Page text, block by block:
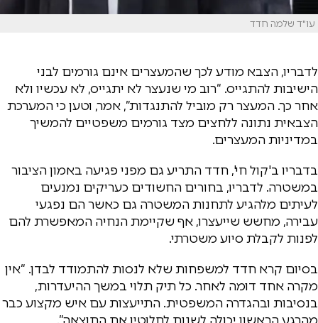
עו"ד שלמה חדד
לדבריו, הצבא מודע לכך שהמעצרים אינם גורמים לבני
הישיבות להתגייס. “רוב מי שנעצר לא יתגייס, לא עכשיו ולא
אחר כך. המעצר רק מוביל להתנגדות”, אמר, וטען כי המערכת
הצבאית נתונה ללחצים מצד גורמים משפטיים להמשיך
במדיניות המעצרים.
בדבריו ב'קול חי', חדד התריע גם מפני פגיעה באמון הציבור
במשטרה. לדבריו, בחורים החשודים כעריקים נמנעים
לעיתים מלהגיע לתחנות המשטרה גם כאשר הם נפגעי
עבירה, מחשש שייעצרו, אף שקיימת הנחיה המאפשרת להם
לפנות לקבלת סיוע משטרתי.
בסיום קרא חדד למשפחות שלא לנסות להתמודד לבדן. “אין
מקרה אחד דומה לאחר. כל תיק תלוי במשך ההיעדרות,
בנסיבות ובהגדרה המשפטית. התייעצות עם איש מקצוע כבר